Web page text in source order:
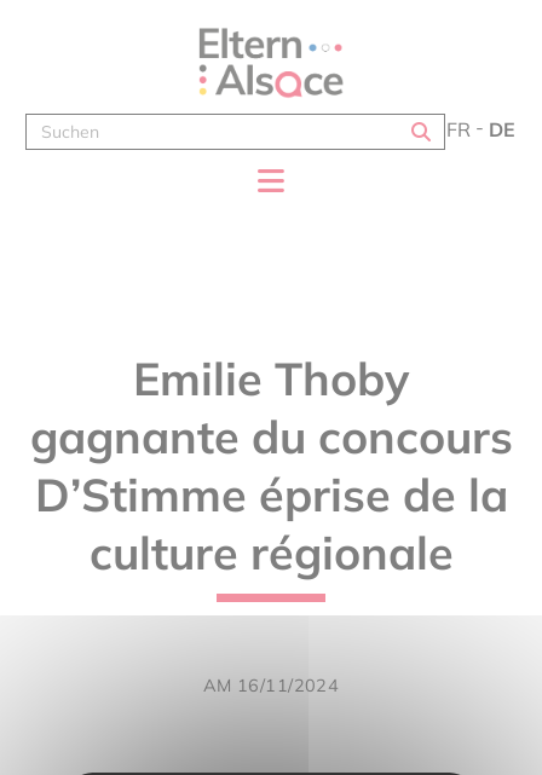
FR DE
Emilie Thoby
gagnante du concours
D’Stimme éprise de la
culture régionale
AM 16/11/2024